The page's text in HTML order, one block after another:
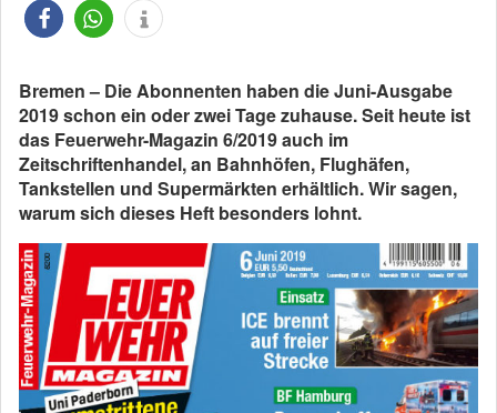
Bremen – Die Abonnenten haben die Juni-Ausgabe
2019 schon ein oder zwei Tage zuhause. Seit heute ist
das Feuerwehr-Magazin 6/2019 auch im
Zeitschriftenhandel, an Bahnhöfen, Flughäfen,
Tankstellen und Supermärkten erhältlich. Wir sagen,
warum sich dieses Heft besonders lohnt.